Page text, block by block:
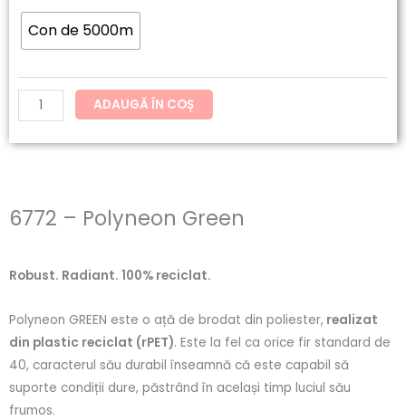
Con de 5000m
ADAUGĂ ÎN COȘ
6772 – Polyneon Green
Robust. Radiant. 100% reciclat.
Polyneon GREEN este o ață de brodat din poliester, realizat
din plastic reciclat (rPET). Este la fel ca orice fir standard de
40, caracterul său durabil înseamnă că este capabil să
suporte condiții dure, păstrând în același timp luciul său
frumos.